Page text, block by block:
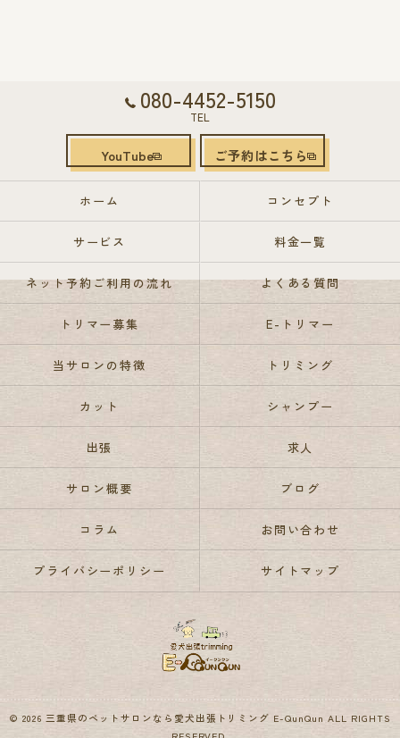
080-4452-5150
TEL
YouTube ご予約はこちら
ホーム コンセプト
サービス 料金一覧
ネット予約ご利用の流れ よくある質問
トリマー募集 E-トリマー
当サロンの特徴 トリミング
カット シャンプー
出張 求人
サロン概要 ブログ
コラム お問い合わせ
プライバシーポリシー サイトマップ
© 2026 三重県のペットサロンなら愛犬出張トリミング E-QunQun ALL RIGHTS